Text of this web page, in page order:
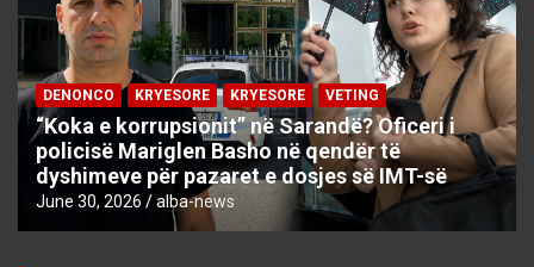
DENONCO KRYESORE KRYESORE VETING
“Koka e korrupsionit” në Sarandë? Oficeri i
policisë Mariglen Basho në qendër të
dyshimeve për pazaret e dosjes së IMT-së
June 30, 2026 alba-news